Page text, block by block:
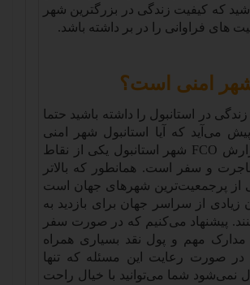
که کیفیت زندگی در بزرگترین شهر
های فراوانی را در بر داشته باشد.
شهر امنی است؟
زندگی در استانبول را داشته باشید حتما
پیش می‌آید که آیا استانبول شهر امنی
FCO شهر استانبول یکی از نقاط
و سفر است. همانطور که بالاتر
از پرجمعیت‌ترین شهرهای جهان است
زیادی از سراسر جهان برای بازدید به
پیشنهاد می‌کنیم که در صورت سفر
مهم و پول نقد بسیاری همراه
در صورت رعایت این مسئله که تنها
نمی‌شود شما می‌توانید با خیال راحت